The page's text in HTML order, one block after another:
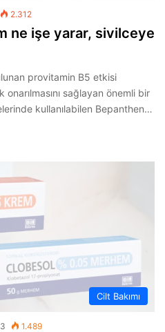
2.312
ne işe yarar, sivilceye
provitamin B5 etkisi
sağlayan önemli bir
kullanılabilen Bepanthen…
Cilt Bakımı
1.489